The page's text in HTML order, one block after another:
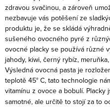
zdravou svačinou, a zároveň
nezbavuje vás potěšení ze
produktu je, že se skládá
sušeného ovocného pyré z
ovocné placky se používá různé
jahody, kiwi, černý rybíz,
Výsledná ovocná pasta je
teplotě 45° C, tato technologie
vitamínu z ovoce a bobulí.
samotné, ale určitě to stojí za to